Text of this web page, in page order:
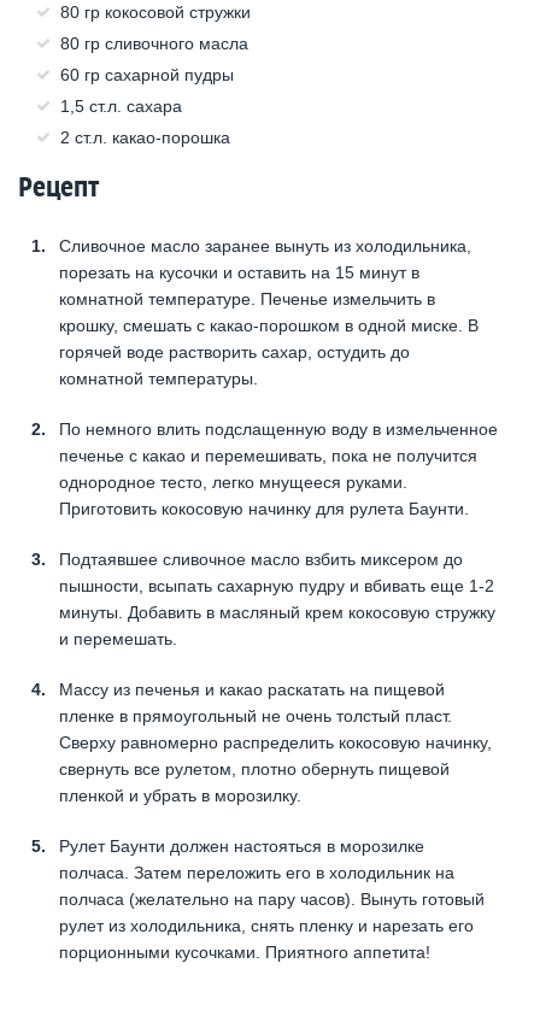
80 гр кокосовой стружки
80 гр сливочного масла
60 гр сахарной пудры
1,5 ст.л. сахара
2 ст.л. какао-порошка
Рецепт
Сливочное масло заранее вынуть из холодильника,
порезать на кусочки и оставить на 15 минут в
комнатной температуре. Печенье измельчить в
крошку, смешать с какао-порошком в одной миске. В
горячей воде растворить сахар, остудить до
комнатной температуры.
По немного влить подслащенную воду в измельченное
печенье с какао и перемешивать, пока не получится
однородное тесто, легко мнущееся руками.
Приготовить кокосовую начинку для рулета Баунти.
Подтаявшее сливочное масло взбить миксером до
пышности, всыпать сахарную пудру и вбивать еще 1-2
минуты. Добавить в масляный крем кокосовую стружку
и перемешать.
Массу из печенья и какао раскатать на пищевой
пленке в прямоугольный не очень толстый пласт.
Сверху равномерно распределить кокосовую начинку,
свернуть все рулетом, плотно обернуть пищевой
пленкой и убрать в морозилку.
Рулет Баунти должен настояться в морозилке
полчаса. Затем переложить его в холодильник на
полчаса (желательно на пару часов). Вынуть готовый
рулет из холодильника, снять пленку и нарезать его
порционными кусочками. Приятного аппетита!